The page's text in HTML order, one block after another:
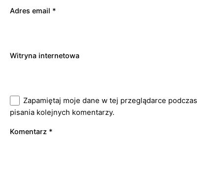
Adres email *
Witryna internetowa
Zapamiętaj moje dane w tej przeglądarce podczas
pisania kolejnych komentarzy.
Komentarz *